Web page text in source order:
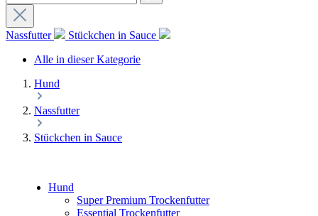
Nassfutter
Stückchen in Sauce
Alle in dieser Kategorie
Hund
Nassfutter
Stückchen in Sauce
Hund
Super Premium Trockenfutter
Essential Trockenfutter